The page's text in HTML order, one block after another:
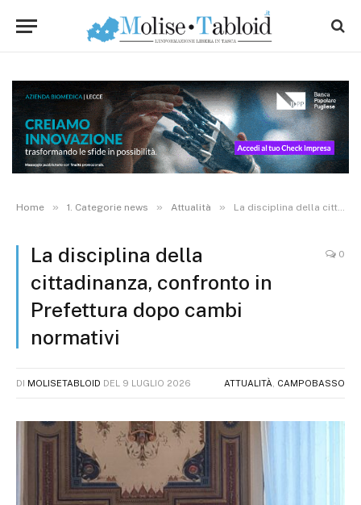
Home » 1. Categorie news » Attualità » La disciplina della cittadinanza, confronto in Prefettura dopo cambi normativi
La disciplina della
cittadinanza, confronto in
Prefettura dopo cambi
normativi
0
DI MOLISETABLOID DEL 9 LUGLIO 2026 ATTUALITÀ CAMPOBASSO